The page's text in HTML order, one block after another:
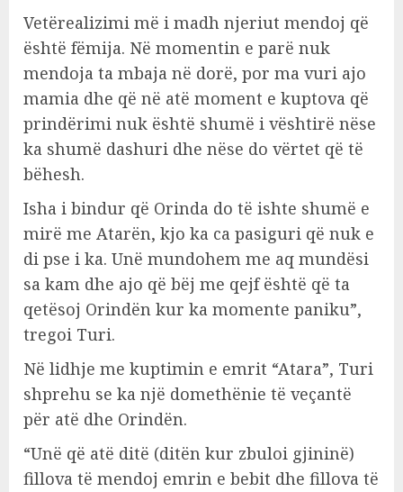
Vetërealizimi më i madh njeriut mendoj që
është fëmija. Në momentin e parë nuk
mendoja ta mbaja në dorë, por ma vuri ajo
mamia dhe që në atë moment e kuptova që
prindërimi nuk është shumë i vështirë nëse
ka shumë dashuri dhe nëse do vërtet që të
bëhesh.
Isha i bindur që Orinda do të ishte shumë e
mirë me Atarën, kjo ka ca pasiguri që nuk e
di pse i ka. Unë mundohem me aq mundësi
sa kam dhe ajo që bëj me qejf është që ta
qetësoj Orindën kur ka momente paniku”,
tregoi Turi.
Në lidhje me kuptimin e emrit “Atara”, Turi
shprehu se ka një domethënie të veçantë
për atë dhe Orindën.
“Unë që atë ditë (ditën kur zbuloi gjininë)
fillova të mendoj emrin e bebit dhe fillova të